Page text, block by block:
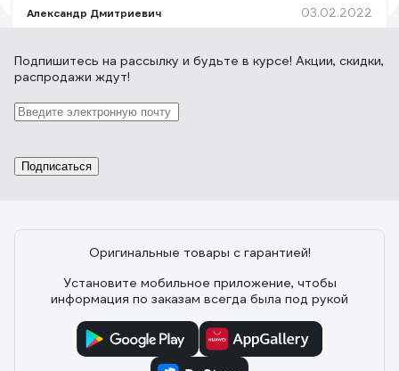
Александр Дмитриевич 03.02.2022
Подпишитесь на рассылку и будьте в курсе! Акции, скидки,
распродажи ждут!
Подписаться
Оригинальные товары с гарантией!
Установите мобильное приложение, чтобы
информация по заказам всегда была под рукой